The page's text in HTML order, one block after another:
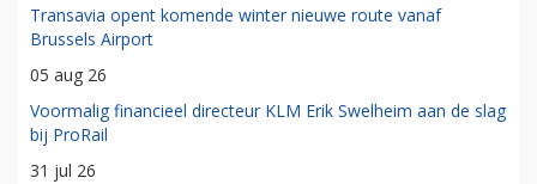
Transavia opent komende winter nieuwe route vanaf
Brussels Airport
05 aug 26
Voormalig financieel directeur KLM Erik Swelheim aan de slag
bij ProRail
31 jul 26